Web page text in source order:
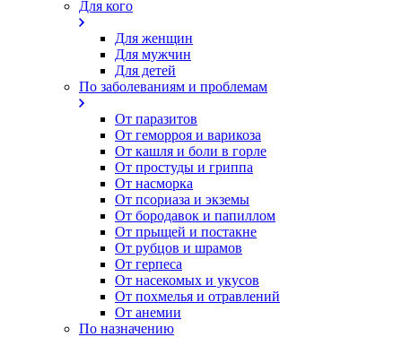
Для кого
Для женщин
Для мужчин
Для детей
По заболеваниям и проблемам
От паразитов
Oт геморроя и варикоза
От кашля и боли в горле
От простуды и гриппа
От насморка
Oт псориаза и экземы
От бородавок и папиллом
От прыщей и постакне
От рубцов и шрамов
От герпеса
От насекомых и укусов
От похмелья и отравлений
От анемии
По назначению